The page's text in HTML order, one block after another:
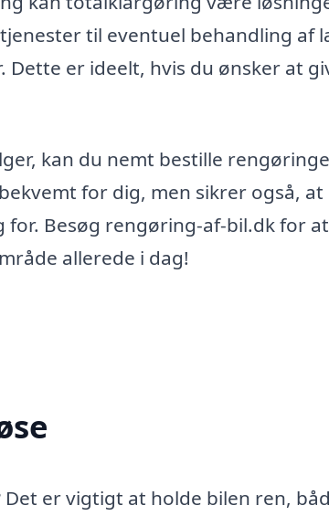
til eventuel behandling af
er ideelt, hvis du ønsker at
kan du nemt bestille
for dig, men sikrer også, at
Besøg rengøring-af-bil.dk for at
allerede i dag!
Det er vigtigt at holde bilen ren,